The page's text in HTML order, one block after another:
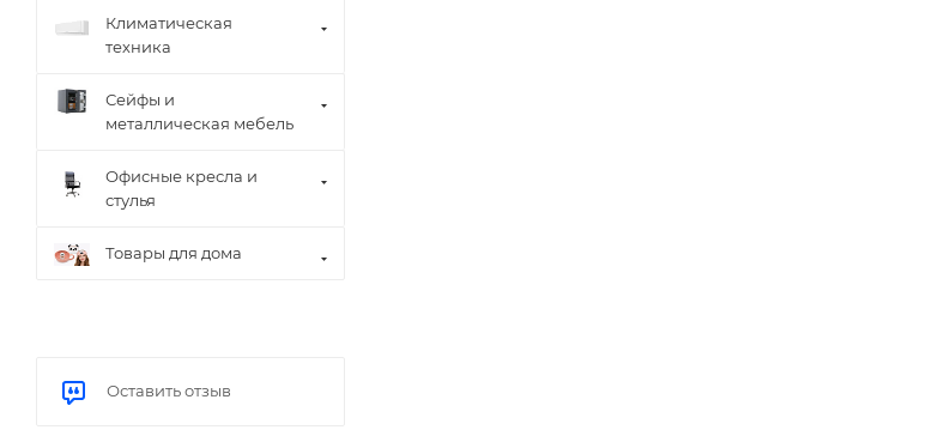
Климатическая
техника
Сейфы и
металлическая мебель
Офисные кресла и
стулья
Товары для дома
Оставить отзыв